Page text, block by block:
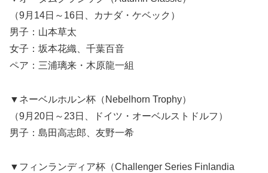
（9月14日～16日、カナダ・ケベック）
男子：山本草太
女子：坂本花織、千葉百音
ペア：三浦璃来・木原龍一組
▼ネーベルホルン杯（Nebelhorn Trophy）
（9月20日～23日、ドイツ・オーベルストドルフ）
男子：島田高志郎、友野一希
▼フィンランディア杯（Challenger Series Finlandia